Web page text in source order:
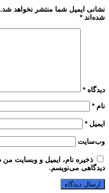
نشانی ایمیل شما منتشر نخواهد شد.
شده‌اند*
دیدگاه*
نام*
ایمیل*
وب‌سایت
ذخیره نام، ایمیل و وبسایت من
دیدگاهی می‌نویسم.